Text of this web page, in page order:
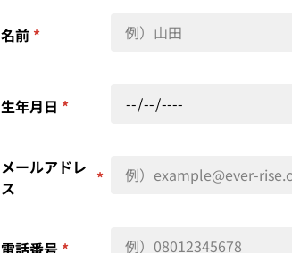
名前 *
生年月日 *
メールアドレ
ス
*
電話番号 *